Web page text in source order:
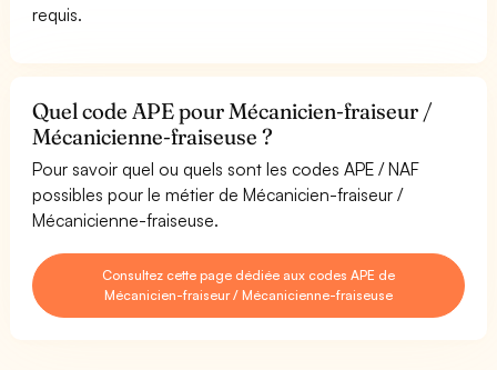
requis.
Quel code APE pour Mécanicien-fraiseur /
Mécanicienne-fraiseuse ?
Pour savoir quel ou quels sont les codes APE / NAF
possibles pour le métier de Mécanicien-fraiseur /
Mécanicienne-fraiseuse.
Consultez cette page dédiée aux codes APE de
Mécanicien-fraiseur / Mécanicienne-fraiseuse